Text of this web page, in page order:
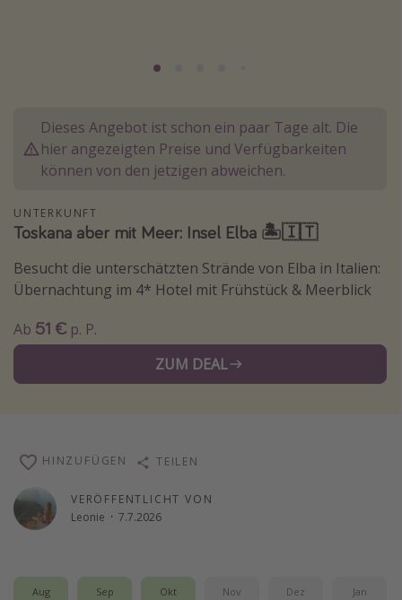
Reisethemen
Alle Reisethemen
Strandurlaub
Abenteuerurlaub
Skiurlaub
Schönste Naturwunder der Welt
Beste Reiseziele 20225
Dieses Angebot ist schon ein paar Tage alt. Die
hier angezeigten Preise und Verfügbarkeiten
können von den jetzigen abweichen.
UNTERKUNFT
Toskana aber mit Meer: Insel Elba 🏝️🇮🇹
Besucht die unterschätzten Strände von Elba in Italien:
Übernachtung im 4* Hotel mit Frühstück & Meerblick
Ab 51 € p. P.
ZUM DEAL
VERÖFFENTLICHT VON
Leonie · 7.7.2026
HINZUFÜGEN TEILEN
Aug Sep Okt Nov Dez Jan